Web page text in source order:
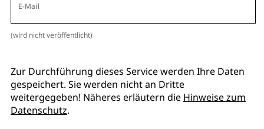
E-Mail
(wird nicht veröffentlicht)
Zur Durchführung dieses Service werden Ihre Daten
gespeichert. Sie werden nicht an Dritte
weitergegeben! Näheres erläutern die Hinweise zum
Datenschutz.